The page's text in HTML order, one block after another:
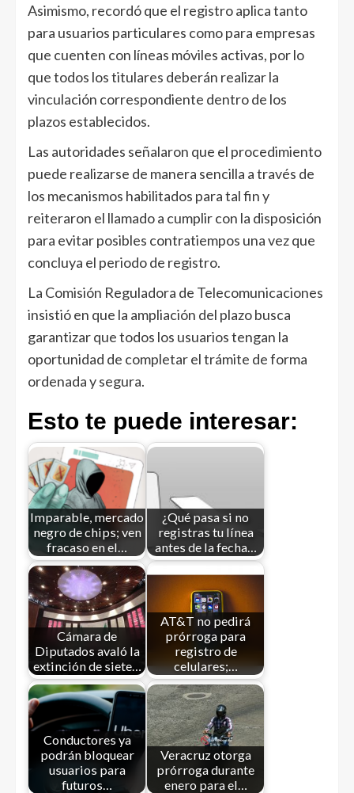
Asimismo, recordó que el registro aplica tanto
para usuarios particulares como para empresas
que cuenten con líneas móviles activas, por lo
que todos los titulares deberán realizar la
vinculación correspondiente dentro de los
plazos establecidos.
Las autoridades señalaron que el procedimiento
puede realizarse de manera sencilla a través de
los mecanismos habilitados para tal fin y
reiteraron el llamado a cumplir con la disposición
para evitar posibles contratiempos una vez que
concluya el periodo de registro.
La Comisión Reguladora de Telecomunicaciones
insistió en que la ampliación del plazo busca
garantizar que todos los usuarios tengan la
oportunidad de completar el trámite de forma
ordenada y segura.
Esto te puede interesar:
Imparable, mercado
negro de chips; ven
fracaso en el…
¿Qué pasa si no
registras tu línea
antes de la fecha…
Cámara de
Diputados avaló la
extinción de siete…
AT&T no pedirá
prórroga para
registro de
celulares;…
Conductores ya
podrán bloquear
usuarios para
futuros…
Veracruz otorga
prórroga durante
enero para el…